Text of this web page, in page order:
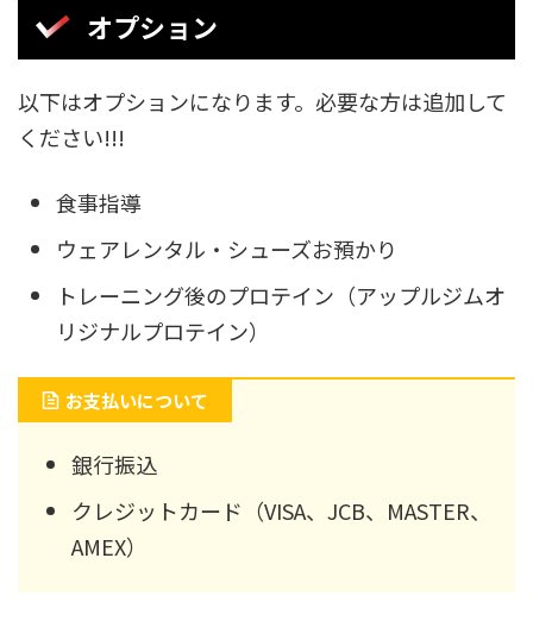
オプション
以下はオプションになります。必要な方は追加して
ください!!!
食事指導
ウェアレンタル・シューズお預かり
トレーニング後のプロテイン（アップルジムオ
リジナルプロテイン）
お支払いについて
銀行振込
クレジットカード（VISA、JCB、MASTER、
AMEX）